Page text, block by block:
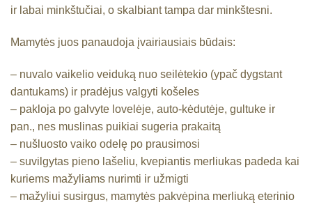
ir labai minkštučiai, o skalbiant tampa dar minkštesni.
Mamytės juos panaudoja įvairiausiais būdais:
– nuvalo vaikelio veiduką nuo seilėtekio (ypač dygstant
dantukams) ir pradėjus valgyti košeles
– pakloja po galvyte lovelėje, auto-kėdutėje, gultuke ir
pan., nes muslinas puikiai sugeria prakaitą
– nušluosto vaiko odelę po prausimosi
– suvilgytas pieno lašeliu, kvepiantis merliukas padeda kai
kuriems mažyliams nurimti ir užmigti
– mažyliui susirgus, mamytės pakvėpina merliuką eterinio